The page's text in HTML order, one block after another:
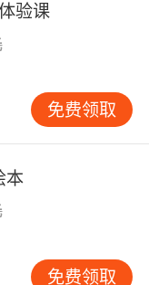
同时，通过角
用“discount”
学生在实际交流
刻持久。 四、
忆往往不够牢
方位强化单词记
美，单词以不
图片，如学习
词同步出现，刺
的音频、教师
听中纠正发音，
验课
免费领取
本
免费领取